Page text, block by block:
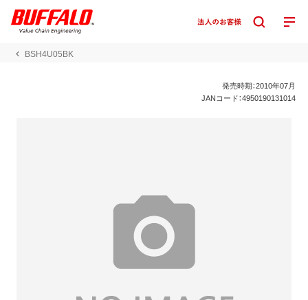
BSH4U05BK
発売時期：2010年07月
JANコード：4950190131014